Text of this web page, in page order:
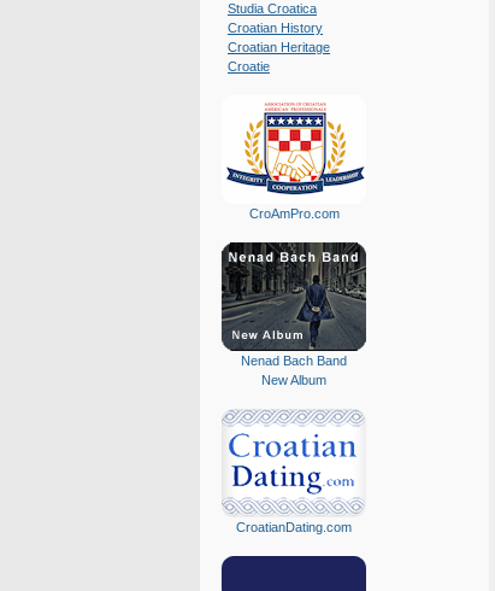
Studia Croatica
Croatian History
Croatian Heritage
Croatie
CroAmPro.com
Nenad Bach Band
New Album
CroatianDating.com